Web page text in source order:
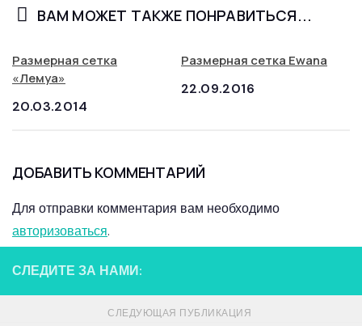
ВАМ МОЖЕТ ТАКЖЕ ПОНРАВИТЬСЯ...
Размерная сетка
«Лемуа»
20.03.2014
Размерная сетка Ewana
22.09.2016
ДОБАВИТЬ КОММЕНТАРИЙ
Для отправки комментария вам необходимо
авторизоваться.
СЛЕДИТЕ ЗА НАМИ:
СЛЕДУЮЩАЯ ПУБЛИКАЦИЯ